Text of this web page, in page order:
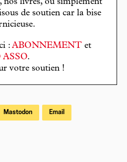
nos livres, ou simplement
de soutien car la bise
: ABONNEMENT et
.
votre soutien !
Mastodon Email